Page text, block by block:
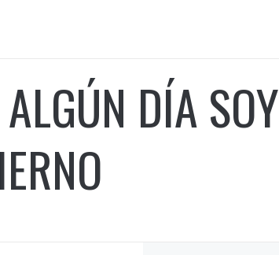
DÍA SOY